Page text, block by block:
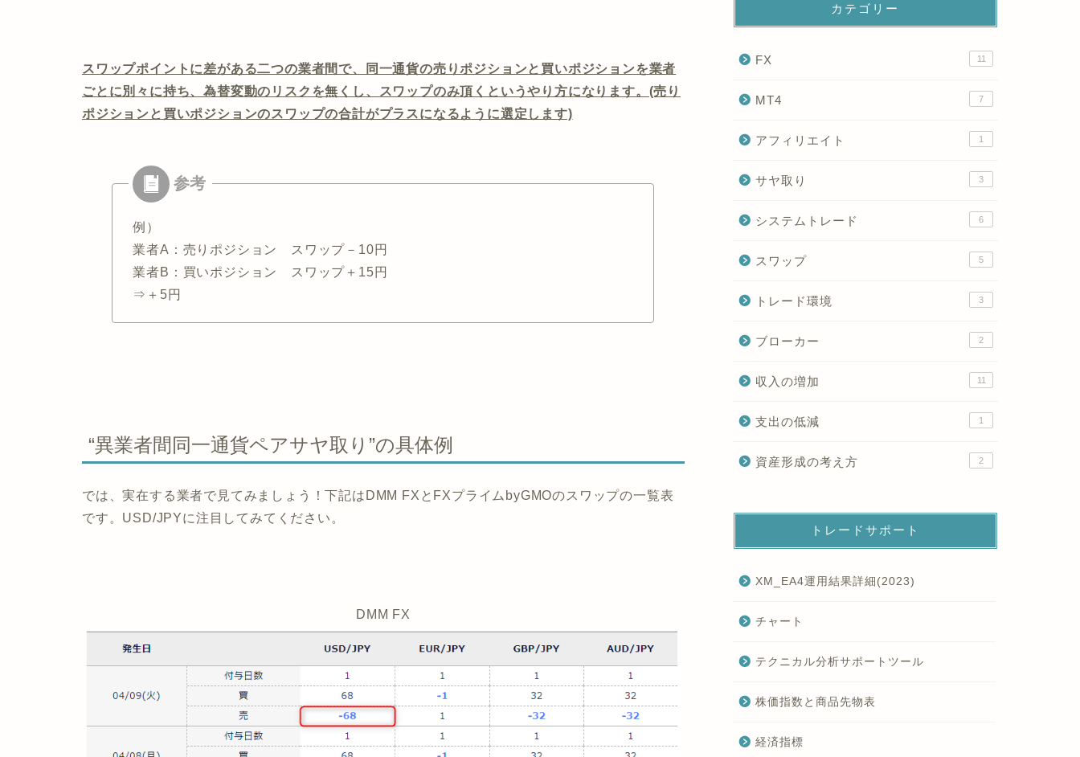
スワップポイントに差がある二つの業者間で、同一通貨の売りポジションと買いポジションを業者
ごとに別々に持ち、為替変動のリスクを無くし、スワップのみ頂くというやり方になります。(売り
ポジションと買いポジションのスワップの合計がプラスになるように選定します)
例）
業者A：売りポジション スワップ－10円
業者B：買いポジション スワップ＋15円
⇒＋5円
“異業者間同一通貨ペアサヤ取り”の具体例
では、実在する業者で見てみましょう！下記はDMM FXとFXプライムbyGMOのスワップの一覧表
です。USD/JPYに注目してみてください。
DMM FX
カテゴリー
FX 11
MT4 7
アフィリエイト 1
サヤ取り 3
システムトレード 6
スワップ 5
トレード環境 3
ブローカー 2
収入の増加 11
支出の低減 1
資産形成の考え方 2
トレードサポート
XM_EA4運用結果詳細(2023)
チャート
テクニカル分析サポートツール
株価指数と商品先物表
経済指標